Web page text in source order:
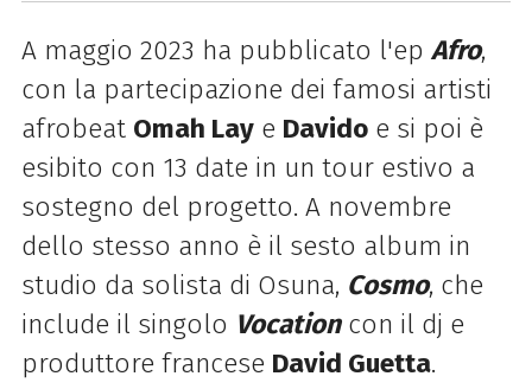
A maggio 2023 ha pubblicato l'ep Afro,
con la partecipazione dei famosi artisti
afrobeat Omah Laye Davidoe si poi è
esibito con 13 date in un tour estivo a
sostegno del progetto. A novembre
dello stesso anno è il sesto album in
studio da solista di Osuna, Cosmo, che
include il singolo Vocationcon il dj e
produttore francese David Guetta.